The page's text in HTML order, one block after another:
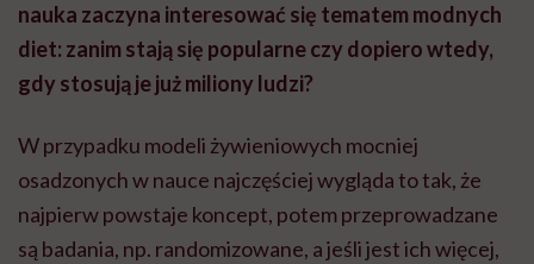
nauka zaczyna interesować się tematem modnych
diet: zanim stają się popularne czy dopiero wtedy,
gdy stosują je już miliony ludzi?
W przypadku modeli żywieniowych mocniej
osadzonych w nauce najczęściej wygląda to tak, że
najpierw powstaje koncept, potem przeprowadzane
są badania, np. randomizowane, a jeśli jest ich więcej,